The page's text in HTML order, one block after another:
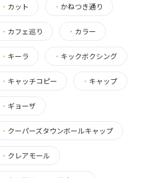
・ カット ・ かねつき通り
・ カフェ巡り ・ カラー
・ キーラ ・ キックボクシング
・ キャッチコピー ・ キャップ
・ ギョーザ
・ クーパーズタウンボールキャップ
・ クレアモール